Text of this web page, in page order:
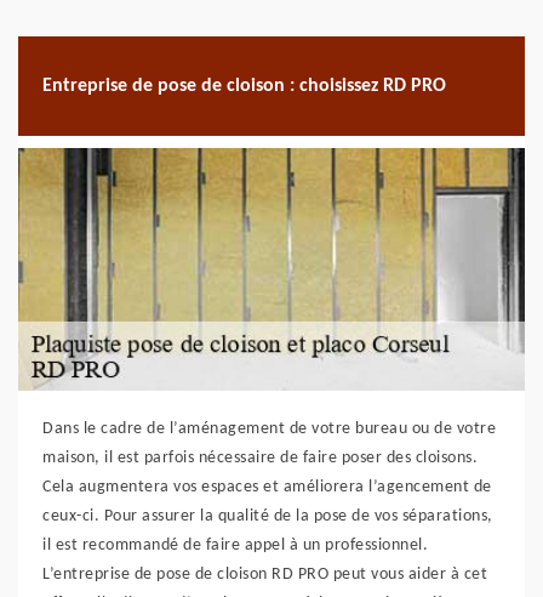
Entreprise de pose de cloison : choisissez RD PRO
Dans le cadre de l’aménagement de votre bureau ou de votre
maison, il est parfois nécessaire de faire poser des cloisons.
Cela augmentera vos espaces et améliorera l’agencement de
ceux-ci. Pour assurer la qualité de la pose de vos séparations,
il est recommandé de faire appel à un professionnel.
L’entreprise de pose de cloison RD PRO peut vous aider à cet